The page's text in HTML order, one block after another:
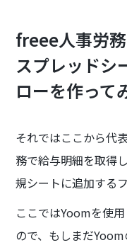
freee人事労
スプレッドシ
ローを作って
それではここから代
務で給与明細を取得
規シートに追加する
ここではYoomを使
ので、もしまだ